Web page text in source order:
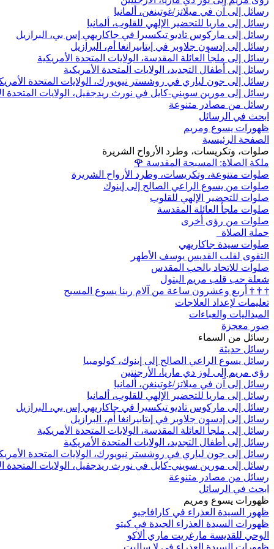
رسائل إلى آن في ميلاتز/غوتينغن، ألمانيا
رسائل إلى ماريا للتحضير الإلهي للقلوب، ألمانيا
رسائل إلى ماركوس تاديو تيكسيرا في جاكاريهي إس بي، البرازيل
رسائل إلى إدسون جلاوبر في إيتابيرانغا أم، البرازيل
رسائل إلى ملجأ العائلة المقدسة، الولايات المتحدة الأمريكية
رسائل إلى أطفال التجديد، الولايات المتحدة الأمريكية
رسائل إلى جون لياري في روشستر نيويورك، الولايات المتحدة
رسائل إلى مورين سويني-كايل في نورث ريدجفيل، الولايات المتحدة
رسائل من مصادر متنوعة
ابحث في الرسائل
ظهورات يسوع ومريم
الصفحة الرئيسية
صلوات، وتكريسات، وطرد الأرواح الشريرة
ملكة الصلاة: المسبحة المقدسة 🌹
صلوات متنوعة، وتكريسات، وطرد الأرواح الشريرة
صلوات من يسوع الراعي الصالح إلى إينوك
صلوات للتحضير الإلهي للقلوب
صلوات ملجأ العائلة المقدسة
صلوات من رؤى أخرى
حملة الصلاة
صلوات سيدة جاكاريهي
التقوى لقلب القديس يوسف الأطهر
صلوات للاتحاد بالحب المقدس
شعلة حب قلب مريم البتول
†
†
† أربع وعشرون ساعة من آلام ربنا يسوع المسيح
تعليمات لإعداد العلاجات
الميداليات والعباءات
صور معجزة
رسائل من السماء
رسائل حديثة
رسائل يسوع الراعي الصالح إلى إينوك، كولومبيا
رؤى مريم إلى لوز دي ماريا، الأرجنتين
رسائل إلى آن في ميلاتز/غوتينغن، ألمانيا
رسائل إلى ماريا للتحضير الإلهي للقلوب، ألمانيا
رسائل إلى ماركوس تاديو تيكسيرا في جاكاريهي إس بي، البرازيل
رسائل إلى إدسون جلاوبر في إيتابيرانغا أم، البرازيل
رسائل إلى ملجأ العائلة المقدسة، الولايات المتحدة الأمريكية
رسائل إلى أطفال التجديد، الولايات المتحدة الأمريكية
رسائل إلى جون لياري في روشستر نيويورك، الولايات المتحدة
رسائل إلى مورين سويني-كايل في نورث ريدجفيل، الولايات المتحدة
رسائل من مصادر متنوعة
ابحث في الرسائل
ظهورات يسوع ومريم
ظهور السيدة العذراء في كارافاجيو
ظهورات السيدة العذراء الجيدة في كيتو
الوحي للقديسة مارغريت ماري ألاكو
ظهورات السيدة العذراء في لا ساليت